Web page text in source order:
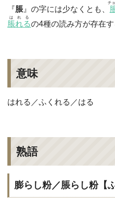
『脹』の字には少なくとも、
チ
脹れる
はれる
の4種の読み方が存在す
意味
はれる／ふくれる／はる
熟語
膨らし粉／脹らし粉【